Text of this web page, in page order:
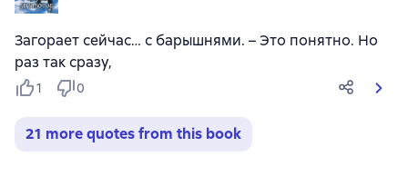
Загорает сейчас… с барышнями. – Это понятно. Но
раз так сразу,
1 0
21 more quotes from this book